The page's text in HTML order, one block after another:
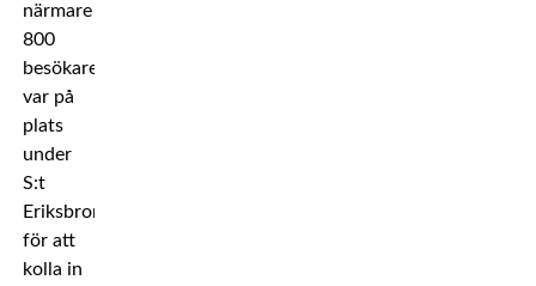
närmare
800
besökare
var på
plats
under
S:t
Eriksbron
för att
kolla in